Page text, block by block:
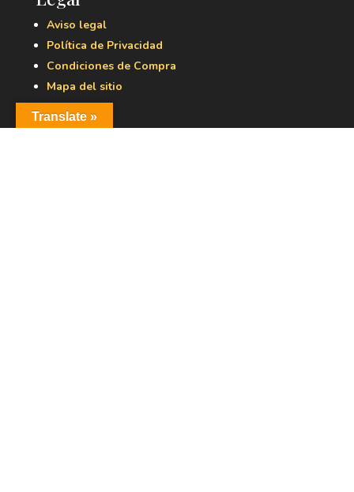
Aviso legal
Política de Privacidad
Condiciones de Compra
Mapa del sitio
Translate »